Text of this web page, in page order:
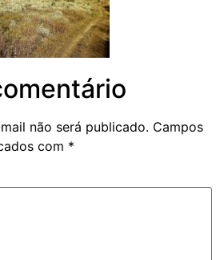
não será publicado. Campos
com *